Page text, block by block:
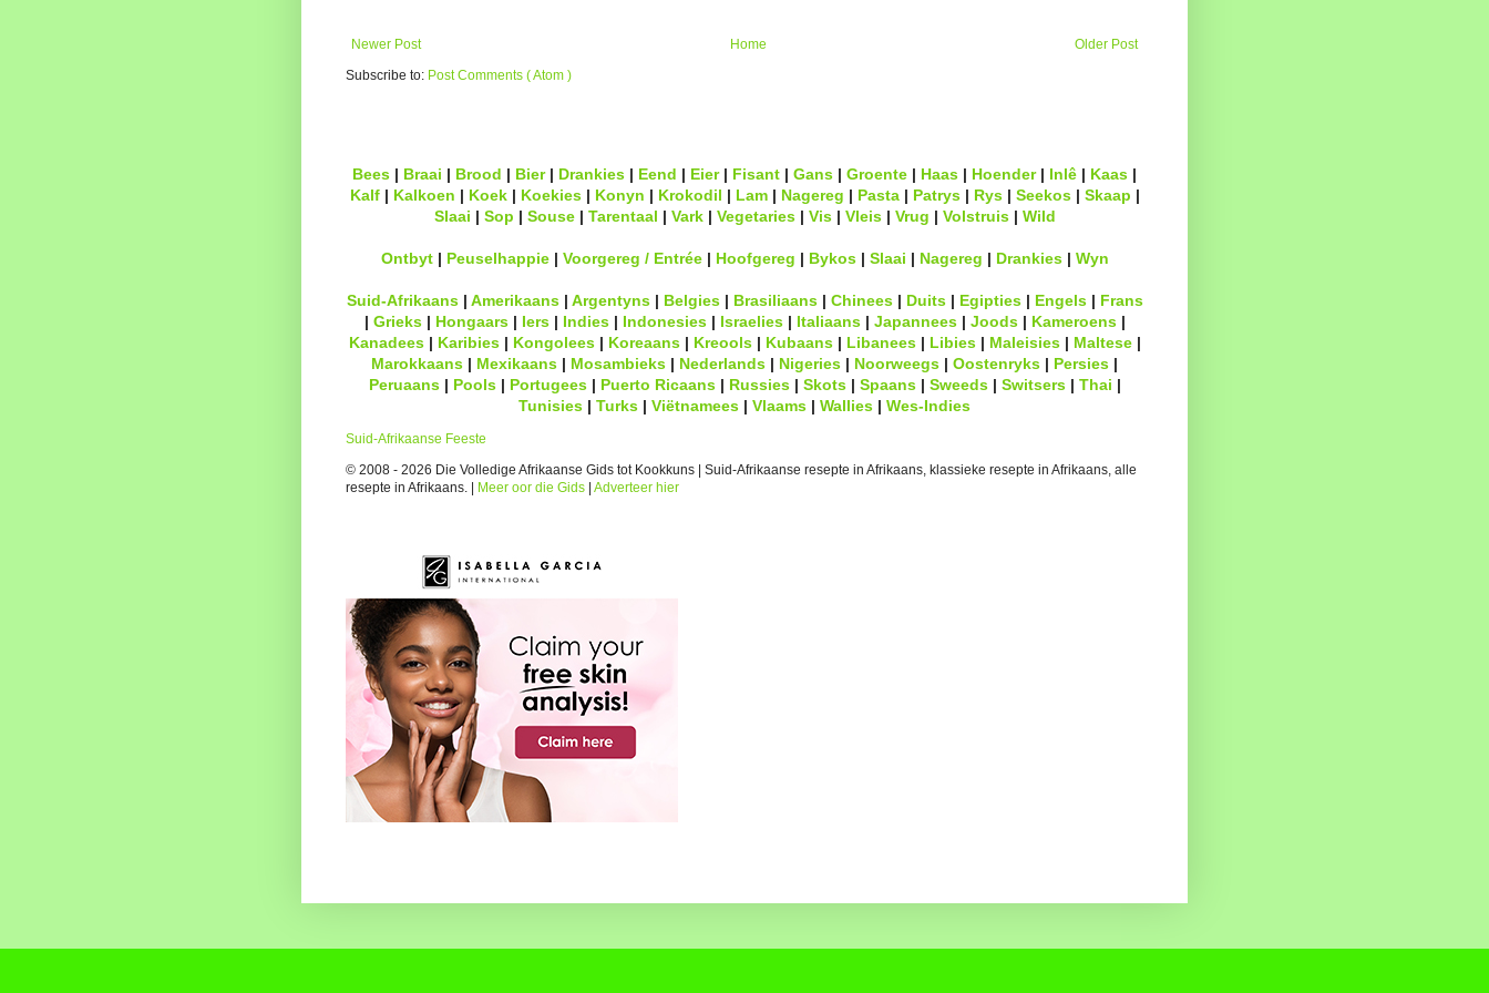
Newer Post Older Post
Home
Subscribe to: Post Comments ( Atom )
Bees | Braai | Brood | Bier| Drankies | Eend | Eier| Fisant | Gans | Groente | Haas | Hoender| Inlê | Kaas |
Kalf| Kalkoen | Koek| Koekies| Konyn | Krokodil | Lam| Nagereg | Pasta| Patrys| Rys| Seekos| Skaap |
Slaai | Sop | Souse| Tarentaal | Vark| Vegetaries| Vis| Vleis| Vrug | Volstruis| Wild
Ontbyt| Peuselhappie| Voorgereg / Entrée| Hoofgereg | Bykos| Slaai | Nagereg | Drankies| Wyn
Suid-Afrikaans| Amerikaans| Argentyns| Belgies| Brasiliaans| Chinees| Duits| Egipties| Engels| Frans
| Grieks| Hongaars| Iers| Indies| Indonesies| Israelies| Italiaans| Japannees| Joods| Kameroens|
Kanadees| Karibies| Kongolees| Koreaans| Kreools| Kubaans| Libanees| Libies| Maleisies| Maltese|
Marokkaans | Mexikaans | Mosambieks | Nederlands | Nigeries | Noorweegs | Oostenryks | Persies |
Peruaans| Pools| Portugees| Puerto Ricaans| Russies| Skots| Spaans| Sweeds| Switsers| Thai |
Tunisies | Turks | Viëtnamees | Vlaams | Wallies | Wes-Indies
Suid-Afrikaanse Feeste
© 2008 - 2026 Die Volledige Afrikaanse Gids tot Kookkuns | Suid-Afrikaanse resepte in Afrikaans, klassieke resepte in Afrikaans, alle
resepte in Afrikaans. |
Meer oor die Gids Adverteer hier